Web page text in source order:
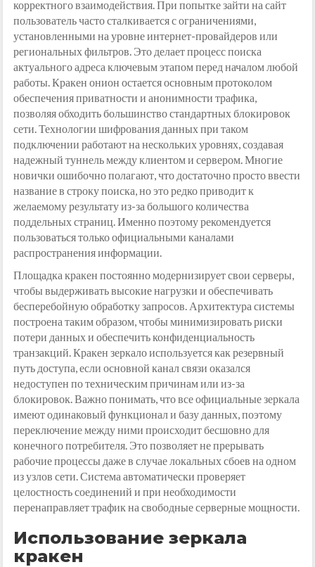
корректного взаимодействия. При попытке зайти на сайт
пользователь часто сталкивается с ограничениями,
установленными на уровне интернет-провайдеров или
региональных фильтров. Это делает процесс поиска
актуального адреса ключевым этапом перед началом любой
работы. Кракен онион остается основным протоколом
обеспечения приватности и анонимности трафика,
позволяя обходить большинство стандартных блокировок
сети. Технологии шифрования данных при таком
подключении работают на нескольких уровнях, создавая
надежный туннель между клиентом и сервером. Многие
новички ошибочно полагают, что достаточно просто ввести
название в строку поиска, но это редко приводит к
желаемому результату из-за большого количества
поддельных страниц. Именно поэтому рекомендуется
пользоваться только официальными каналами
распространения информации.
Площадка кракен постоянно модернизирует свои серверы,
чтобы выдерживать высокие нагрузки и обеспечивать
бесперебойную обработку запросов. Архитектура системы
построена таким образом, чтобы минимизировать риски
потери данных и обеспечить конфиденциальность
транзакций. Кракен зеркало используется как резервный
путь доступа, если основной канал связи оказался
недоступен по техническим причинам или из-за
блокировок. Важно понимать, что все официальные зеркала
имеют одинаковый функционал и базу данных, поэтому
переключение между ними происходит бесшовно для
конечного потребителя. Это позволяет не прерывать
рабочие процессы даже в случае локальных сбоев на одном
из узлов сети. Система автоматически проверяет
целостность соединений и при необходимости
перенаправляет трафик на свободные серверные мощности.
Использование зеркала
кракен